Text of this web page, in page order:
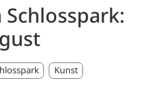
Kunst